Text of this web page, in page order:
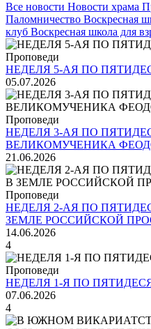
Все новости Новости храма
Паломничество Воскресная
клуб Воскресная школа для
Проповеди
НЕДЕЛЯ 5-АЯ ПО
05.07.2026
Проповеди
НЕДЕЛЯ 3-АЯ ПО
ВЕЛИКОМУЧЕНИКА
21.06.2026
Проповеди
НЕДЕЛЯ 2-АЯ ПО
ЗЕМЛЕ РОССИЙСКОЙ
14.06.2026
4
Проповеди
НЕДЕЛЯ 1-Я ПО
07.06.2026
4